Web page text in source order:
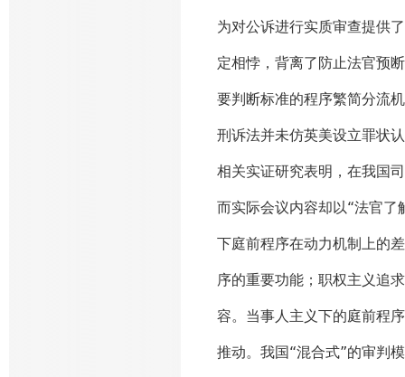
为对公诉进行实质审查提供
定相悖，背离了防止法官预
要判断标准的程序繁简分流
刑诉法并未仿英美设立罪状
相关实证研究表明，在我国
而实际会议内容却以“法官
下庭前程序在动力机制上的
序的重要功能；职权主义追
容。当事人主义下的庭前程
推动。我国“混合式”的审判